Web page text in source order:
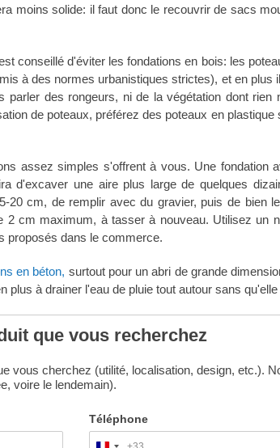
moins solide: il faut donc le recouvrir de sacs
conseillé d'éviter les fondations en bois: les
à des normes urbanistiques strictes), et en plus
des rongeurs, ni de la végétation dont rien
de poteaux, préférez des poteaux en plastique
assez simples s'offrent à vous. Une fondation
d'excaver une aire plus large de quelques
20 cm, de remplir avec du gravier, puis de bien
2 cm maximum, à tasser à nouveau. Utilisez un
proposés dans le commerce.
en béton, surtout pour un abri de grande
plus à drainer l'eau de pluie tout autour sans
que vous recherchez
vous cherchez (utilité, localisation, design, etc.).
voire le lendemain).
Téléphone